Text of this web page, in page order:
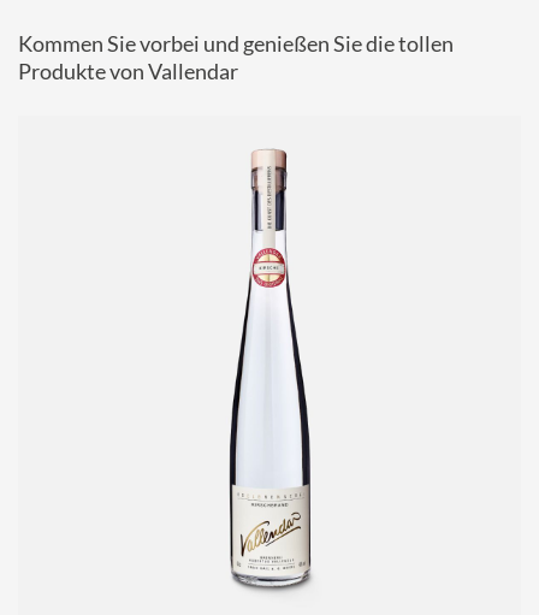
Kommen Sie vorbei und genießen Sie die tollen
Produkte von Vallendar